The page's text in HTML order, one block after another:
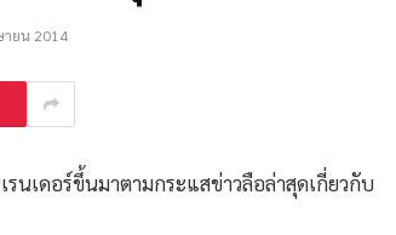
ายน 2014
นเดอร์ขึ้นมาตามกระแสข่าวลือล่าสุดเกี่ยวกับ